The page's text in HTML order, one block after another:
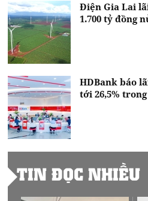
Điện Gia Lai
1.700 tỷ đồng
HDBank báo
tới 26,5%
TIN ĐỌC NHIỀU